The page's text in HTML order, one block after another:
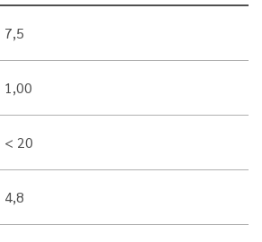
7,5
1,00
< 20
4,8